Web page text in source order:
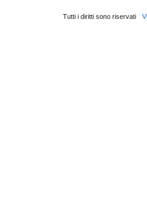
Tutti i diritti sono riservati